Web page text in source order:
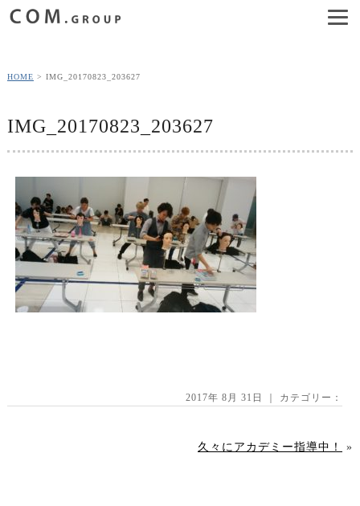
HOME IMG_20170823_203627
IMG_20170823_203627
2017年 8月 31日 ｜ カテゴリー：
久々にアカデミー指導中！ »